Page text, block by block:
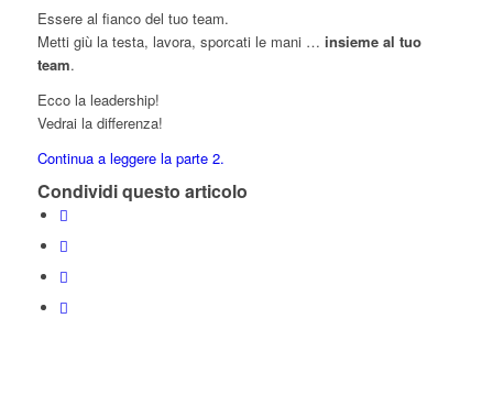
Essere al fianco del tuo team.
Metti giù la testa, lavora, sporcati le mani … insieme al tuo
team.
Ecco la leadership!
Vedrai la differenza!
Continua a leggere la parte 2.
Condividi questo articolo